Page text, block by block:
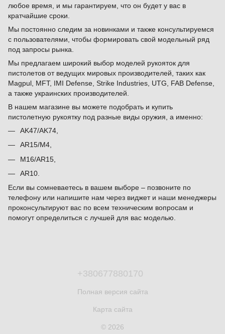
любое время, и мы гарантируем, что он будет у вас в
кратчайшие сроки.
Мы постоянно следим за новинками и также консультируемся
с пользователями, чтобы формировать свой модельный ряд
под запросы рынка.
Мы предлагаем широкий выбор моделей рукояток для
пистолетов от ведущих мировых производителей, таких как
Magpul, MFT, IMI Defense, Strike Industries, UTG, FAB Defense,
а также украинских производителей.
В нашем магазине вы можете подобрать и купить
пистолетную рукоятку под разные виды оружия, а именно:
AK47/AK74,
AR15/M4,
M16/AR15,
AR10.
Если вы сомневаетесь в вашем выборе – позвоните по
телефону или напишите нам через виджет и наши менеджеры
проконсультируют вас по всем техническим вопросам и
помогут определиться с лучшей для вас моделью.
+380677880170
Полная версия сайта
Карта сайта
© 2026